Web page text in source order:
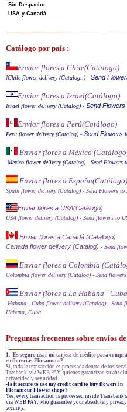
Sin Despacho
USA y Canadá
Catálogo por país :
Enviar flores a Chile(Catálogo)
IChile flower delivery (Catalog..) - Send
Enviar flores a Israel(Catálogo)
Israel flower delivery (Catalog) - Send Flowers
Enviar flores a Perú(Catálogo)
Peru flower delivery (Catalog) - Send Flowers
Enviar flores a México (Catálog
Mexico flower delivery (Catalog) - Send Flowers
Enviar flores a España(Catálogo)
Spain flower delivery (Catalog) - Send Flowers to
Enviar flores a USA(Catálogo)
USA flower delivery (Catalog) - Send flowers to
Enviar flores a Canadá (Catálogo)
Canada flower delivery (Catalog) - Send
Enviar flores a Colombia
Colombia flower delivery (Catalog) - Send
Enviar flores a La Habana -
Habana - Cuba flower delivery (Catalog) - Send
Habana, Cuba
Preguntas frecuentes sobre envíos
1.- Es seguro usar mi tarjeta de crédito para
en florerías Floramour?
Sí, toda la transacción es procesada dentro de los
Trasbank, vía WEB PAY, quienes garantizan su
privacidad y seguridad.
-Is it secure to use my credit card to buy flowers in
Floramour Flower shops?
Yes, every transaction is processed inside Transbank
via WEB PAY, who guarantee your absolutely
security.